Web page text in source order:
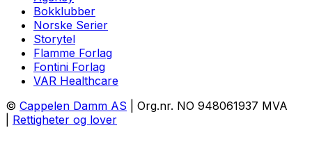
Bokklubber
Norske Serier
Storytel
Flamme Forlag
Fontini Forlag
VAR Healthcare
© Cappelen Damm AS | Org.nr. NO 948061937 MVA
Rettigheter og lover